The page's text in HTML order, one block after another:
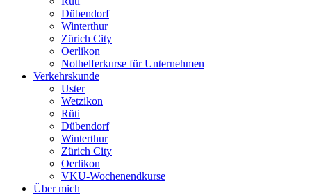
Dübendorf
Winterthur
Zürich City
Oerlikon
Nothelferkurse für Unternehmen
Verkehrskunde
Uster
Wetzikon
Rüti
Dübendorf
Winterthur
Zürich City
Oerlikon
VKU-Wochenendkurse
Über mich